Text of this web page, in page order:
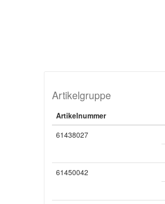
Artikelgruppe
Artikelnummer
61438027
61450042